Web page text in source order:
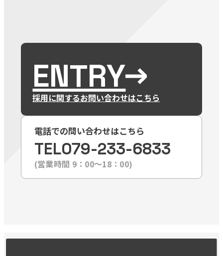
ENTRY
採用に関するお問い合わせはこちら
電話での問い合わせはこちら
TEL079-233-6833
(営業時間 9：00〜18：00)